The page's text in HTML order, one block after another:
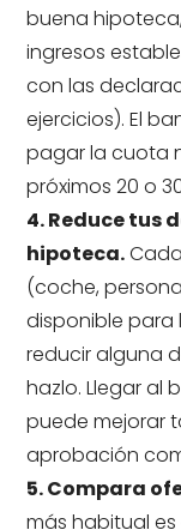
buena
ingresos
con las
ejercicios). El
pagar la cuota
próximos 20 o
4. Reduce tus
hipoteca.
(coche,
disponible para
reducir alguna
hazlo. Llegar al
puede mejorar
aprobación
5. Compara
más habitual